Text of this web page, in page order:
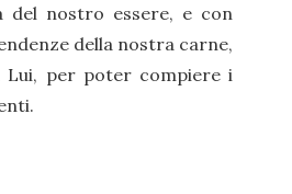
del nostro essere, e con
della nostra carne,
Lui, per poter compiere i